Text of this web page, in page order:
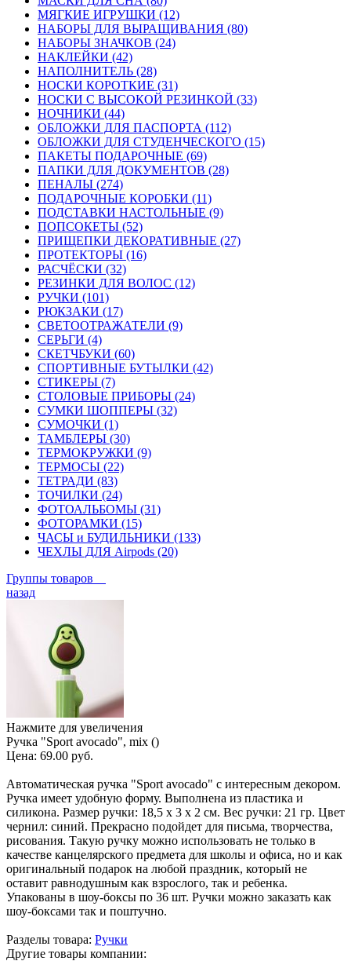
МЯГКИЕ ИГРУШКИ (12)
НАБОРЫ ДЛЯ ВЫРАЩИВАНИЯ (80)
НАБОРЫ ЗНАЧКОВ (24)
НАКЛЕЙКИ (42)
НАПОЛНИТЕЛЬ (28)
НОСКИ КОРОТКИЕ (31)
НОСКИ С ВЫСОКОЙ РЕЗИНКОЙ (33)
НОЧНИКИ (44)
ОБЛОЖКИ ДЛЯ ПАСПОРТА (112)
ОБЛОЖКИ ДЛЯ СТУДЕНЧЕСКОГО (15)
ПАКЕТЫ ПОДАРОЧНЫЕ (69)
ПАПКИ ДЛЯ ДОКУМЕНТОВ (28)
ПЕНАЛЫ (274)
ПОДАРОЧНЫЕ КОРОБКИ (11)
ПОДСТАВКИ НАСТОЛЬНЫЕ (9)
ПОПСОКЕТЫ (52)
ПРИЩЕПКИ ДЕКОРАТИВНЫЕ (27)
ПРОТЕКТОРЫ (16)
РАСЧЁСКИ (32)
РЕЗИНКИ ДЛЯ ВОЛОС (12)
РУЧКИ (101)
РЮКЗАКИ (17)
СВЕТООТРАЖАТЕЛИ (9)
СЕРЬГИ (4)
СКЕТЧБУКИ (60)
СПОРТИВНЫЕ БУТЫЛКИ (42)
СТИКЕРЫ (7)
СТОЛОВЫЕ ПРИБОРЫ (24)
СУМКИ ШОППЕРЫ (32)
СУМОЧКИ (1)
ТАМБЛЕРЫ (30)
ТЕРМОКРУЖКИ (9)
ТЕРМОСЫ (22)
ТЕТРАДИ (83)
ТОЧИЛКИ (24)
ФОТОАЛЬБОМЫ (31)
ФОТОРАМКИ (15)
ЧАСЫ и БУДИЛЬНИКИ (133)
ЧЕХЛЫ ДЛЯ Airpods (20)
Группы товаров
назад
Нажмите для увеличения
Ручка "Sport avocado", mix ()
Цена: 69.00 руб.
Автоматическая ручка "Sport avocado" с интересным декором.
Ручка имеет удобную форму. Выполнена из пластика и
силикона. Размер ручки: 18,5 х 3 х 2 см. Вес ручки: 21 гр. Цвет
чернил: синий. Прекрасно подойдет для письма, творчества,
рисования. Такую ручку можно использовать не только в
качестве канцелярского предмета для школы и офиса, но и как
оригинальный подарок на любой праздник, который не
оставит равнодушным как взрослого, так и ребенка.
Упакованы в шоу-боксы по 36 шт. Ручки можно заказать как
шоу-боксами так и поштучно.
Разделы товара: Ручки
Другие товары компании: